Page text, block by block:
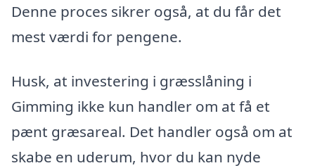
Denne proces sikrer også, at du får det
mest værdi for pengene.
Husk, at investering i græsslåning i
Gimming ikke kun handler om at få et
pænt græsareal. Det handler også om at
skabe en uderum, hvor du kan nyde